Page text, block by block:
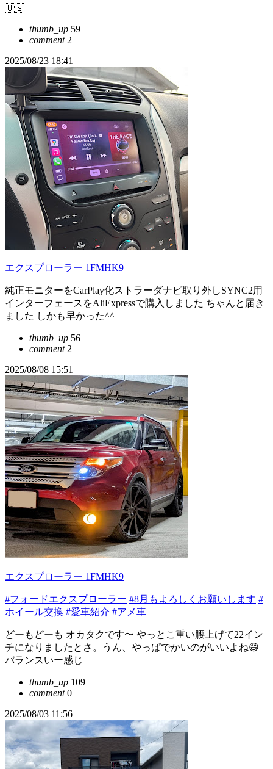
🇺🇸
thumb_up 59
comment2
2025/08/23 18:41
エクスプローラー 1FMHK9
純正モニターをCarPlay化ストラーダナビ取り外しSYNC2用
インターフェースをAliExpressで購入しました ちゃんと届き
ました しかも早かった^^
thumb_up 56
comment2
2025/08/08 15:51
エクスプローラー 1FMHK9
#フォードエクスプローラー #8月もよろしくお願いします #
ホイール交換 #愛車紹介 #アメ車
どーもどーも オカタクです〜 やっとこ重い腰上げて22イン
チになりましたとさ。うん、やっぱでかいのがいいよね😄
バランスいー感じ
thumb_up 109
comment0
2025/08/03 11:56